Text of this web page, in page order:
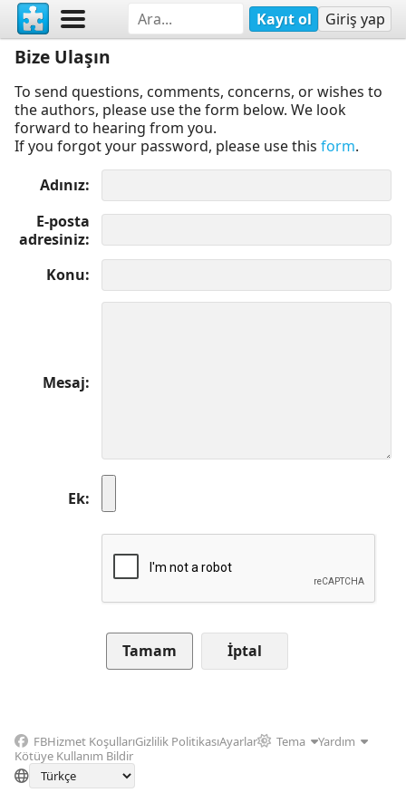
Kayıt ol Giriş yap
Bize Ulaşın
To send questions, comments, concerns, or wishes to
the authors, please use the form below. We look
forward to hearing from you.
If you forgot your password, please use this form.
Adınız
E-posta
adresiniz
Konu
Mesaj
Ek
İptal
FBHizmet KoşullarıGizlilik PolitikasıAyarlar Tema
Yardım
Kötüye Kullanım Bildir